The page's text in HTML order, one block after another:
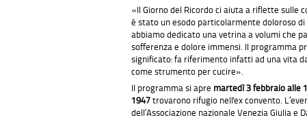
«Il Giorno del Ricordo ci aiuta a riflette sulle
è stato un esodo particolarmente doloroso
abbiamo dedicato una vetrina a volumi che
sofferenza e dolore immensi. Il programma
significato: fa riferimento infatti ad una vita
come strumento per cucire».
Il programma si apre martedì 3 febbraio alle
1947trovarono rifugio nell'ex convento.
dell’Associazione nazionale Venezia Giulia e